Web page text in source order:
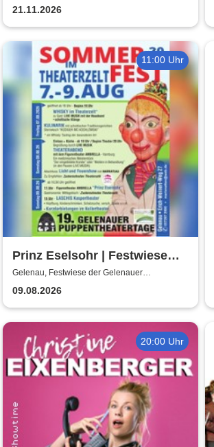
21.11.2026
11:00 Uhr
Prinz Eselsohr | Festwiese
der Gelenauer
Marionettenspiele
Gelenau, Festwiese der Gelenauer
Marionettenspiele
09.08.2026
20:00 Uhr